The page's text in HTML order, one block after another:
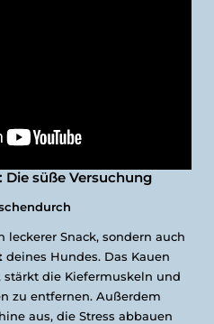
süße Versuchung
leckerer Snack, sondern auch
deines Hundes. Das Kauen
die Kiefermuskeln und
zu entfernen. Außerdem
aus, die Stress abbauen